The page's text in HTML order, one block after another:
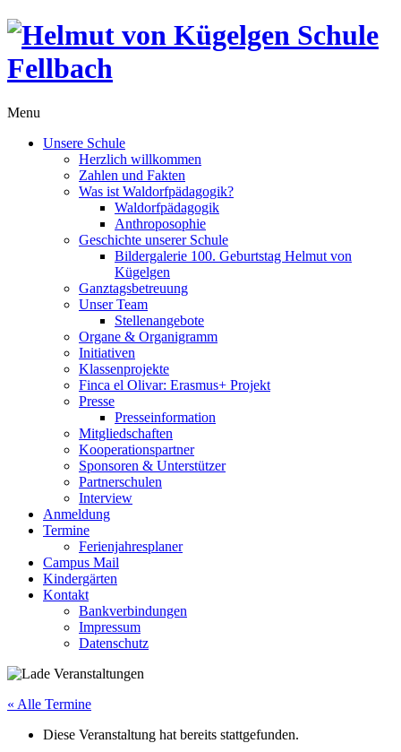
Menu
Unsere Schule
Herzlich willkommen
Zahlen und Fakten
Was ist Waldorfpädagogik?
Waldorfpädagogik
Anthroposophie
Geschichte unserer Schule
Bildergalerie 100. Geburtstag Helmut von
Kügelgen
Ganztagsbetreuung
Unser Team
Stellenangebote
Organe & Organigramm
Initiativen
Klassenprojekte
Finca el Olivar: Erasmus+ Projekt
Presse
Presseinformation
Mitgliedschaften
Kooperationspartner
Sponsoren & Unterstützer
Partnerschulen
Interview
Anmeldung
Termine
Ferienjahresplaner
Campus Mail
Kindergärten
Kontakt
Bankverbindungen
Impressum
Datenschutz
« Alle Termine
Diese Veranstaltung hat bereits stattgefunden.